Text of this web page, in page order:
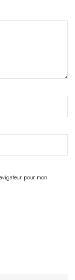
pour mon